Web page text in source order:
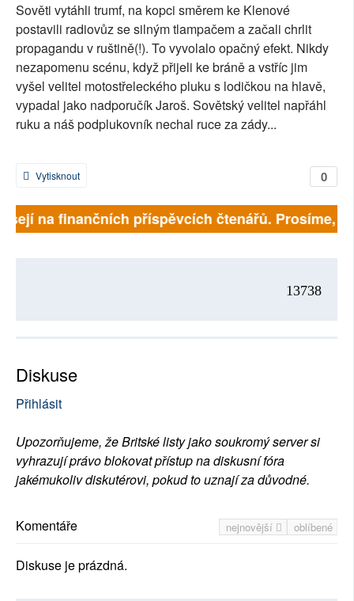
Sověti vytáhli trumf, na kopci směrem ke Klenové
postavili radiovůz se silným tlampačem a začali chrlit
propagandu v ruštině(!). To vyvolalo opačný efekt. Nikdy
nezapomenu scénu, když přijeli ke bráně a vstříc jim
vyšel velitel motostřeleckého pluku s lodičkou na hlavě,
vypadal jako nadporučík Jaroš. Sovětský velitel napřáhl
ruku a náš podplukovník nechal ruce za zády...
0
Vytisknout
na finančních příspěvcích čtenářů. Prosíme,
13738
Diskuse
Přihlásit
Upozorňujeme, že Britské listy jako soukromý server si
vyhrazují právo blokovat přístup na diskusní fóra
jakémukoliv diskutérovi, pokud to uznají za důvodné.
nejnovější oblíbené
Komentáře
Diskuse je prázdná.